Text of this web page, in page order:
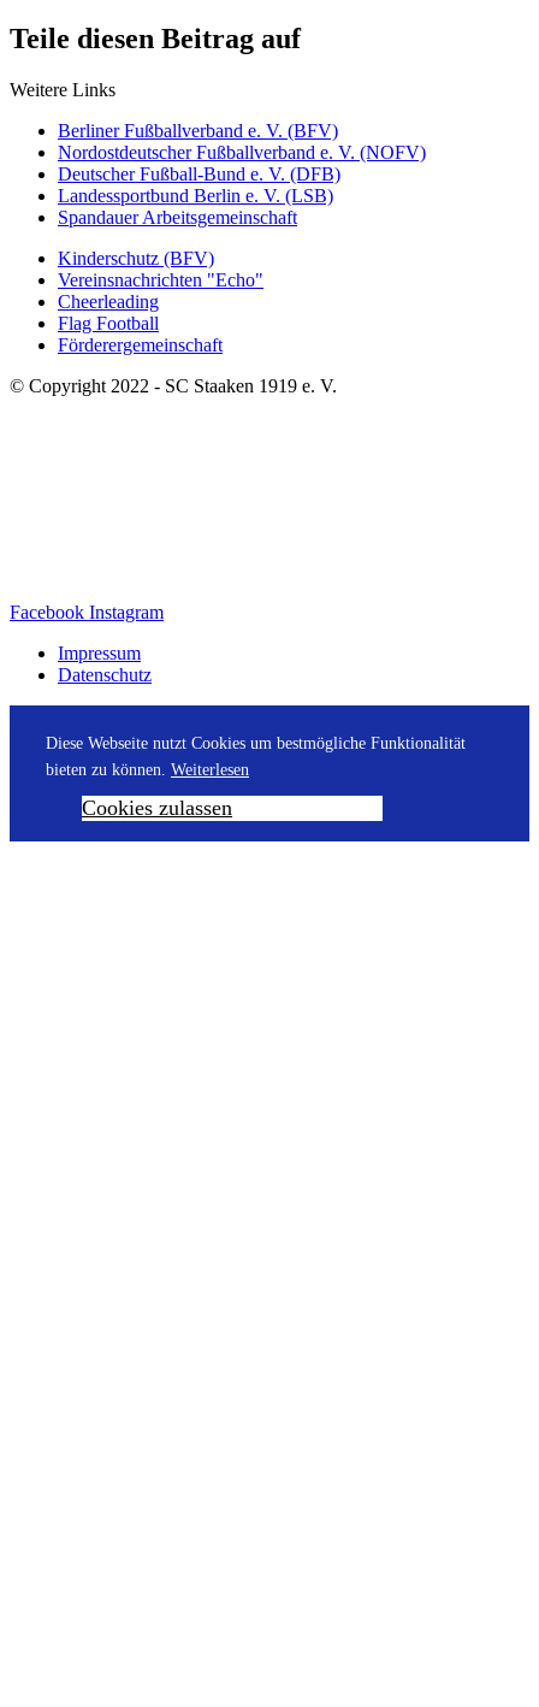
Teile diesen Beitrag auf
Weitere Links
Berliner Fußballverband e. V. (BFV)
Nordostdeutscher Fußballverband e. V. (NOFV)
Deutscher Fußball-Bund e. V. (DFB)
Landessportbund Berlin e. V. (LSB)
Spandauer Arbeitsgemeinschaft
Kinderschutz (BFV)
Vereinsnachrichten "Echo"
Cheerleading
Flag Football
Förderergemeinschaft
© Copyright 2022 - SC Staaken 1919 e. V.
Facebook Instagram
Impressum
Datenschutz
Diese Webseite nutzt Cookies um bestmögliche Funktionalität
bieten zu können. Weiterlesen
Cookies zulassen